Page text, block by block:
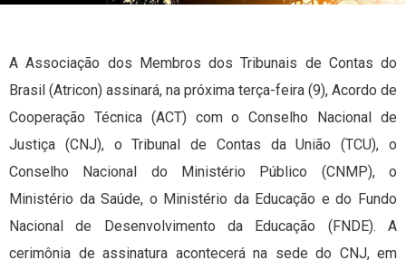
A Associação dos Membros dos Tribunais de Contas do
Brasil (Atricon) assinará, na próxima terça-feira (9), Acordo de
Cooperação Técnica (ACT) com o Conselho Nacional de
Justiça (CNJ), o Tribunal de Contas da União (TCU), o
Conselho Nacional do Ministério Público (CNMP), o
Ministério da Saúde, o Ministério da Educação e do Fundo
Nacional de Desenvolvimento da Educação (FNDE). A
cerimônia de assinatura acontecerá na sede do CNJ, em